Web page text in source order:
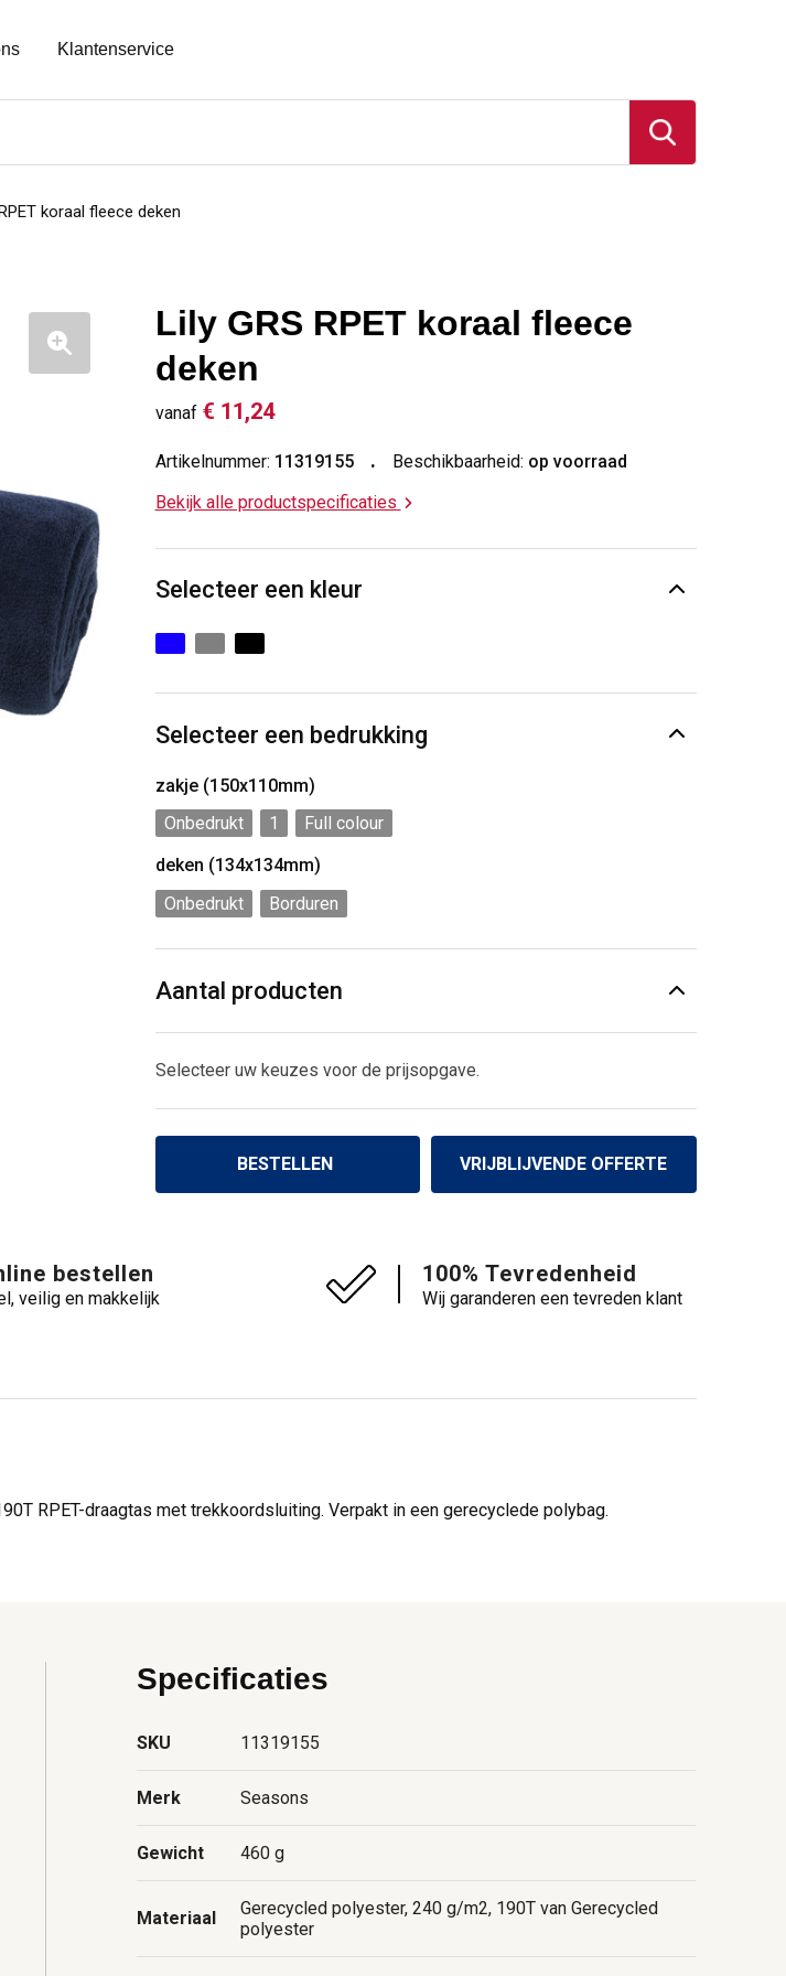
Klantenservice
koraal fleece deken
Lily GRS RPET koraal fleece
deken
vanaf € 11,24
Artikelnummer: 11319155 Beschikbaarheid: op voorraad
Bekijk alle productspecificaties
Selecteer een kleur
Selecteer een bedrukking
zakje (150x110mm)
Onbedrukt
1
Full colour
deken (134x134mm)
Onbedrukt
Borduren
Aantal producten
Selecteer uw keuzes voor de prijsopgave.
BESTELLEN VRIJBLIJVENDE OFFERTE
bestellen
veilig en makkelijk
100% Tevredenheid
Wij garanderen een tevreden klant
RPET-draagtas met trekkoordsluiting. Verpakt in een gerecyclede polybag.
Specificaties
SKU 11319155
Merk Seasons
Gewicht 460 g
Materiaal
Gerecycled polyester, 240 g/m2, 190T van Gerecycled
polyester